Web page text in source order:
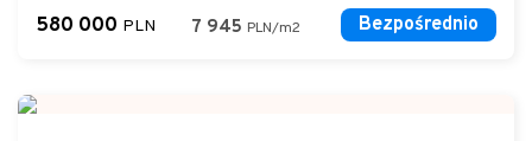
580 000 PLN 7 945 PLN/m2 Bezpośrednio